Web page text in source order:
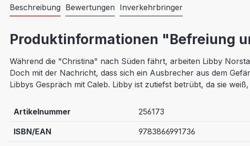
Beschreibung Bewertungen Inverkehrbringer
Produktinformationen "Befreiung
Während die "Christina" nach Süden fährt, arbeiten Libby
Doch mit der Nachricht, dass sich ein Ausbrecher aus dem
Libbys Gespräch mit Caleb. Libby ist zutiefst betrübt, da sie
Artikelnummer 256173
ISBN/EAN 9783866991736